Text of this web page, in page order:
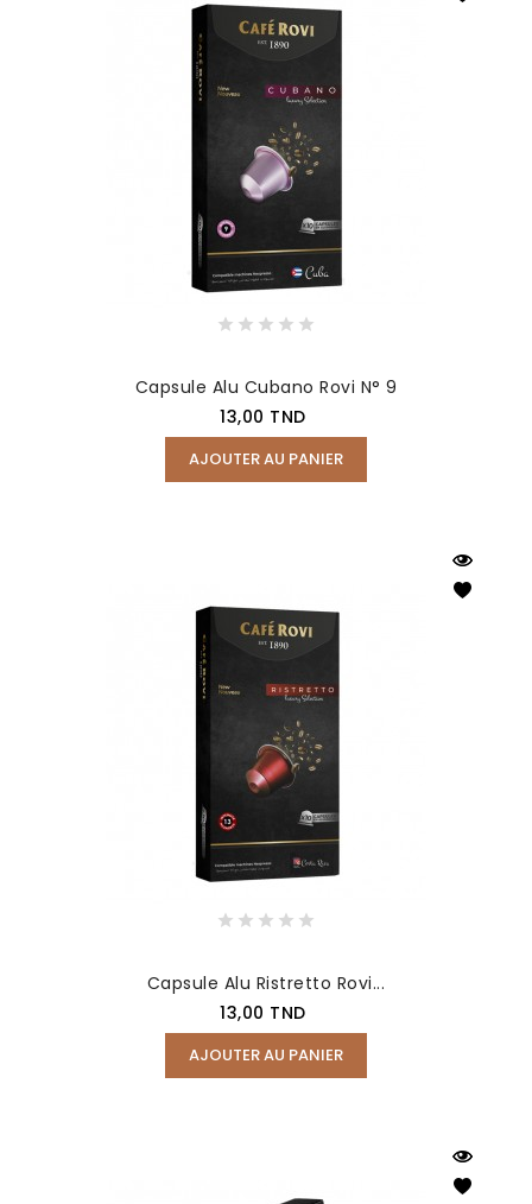
Capsule Alu Cubano Rovi N° 9
Prix
13,00 TND
AJOUTER AU PANIER
Capsule Alu Ristretto Rovi...
Prix
13,00 TND
AJOUTER AU PANIER